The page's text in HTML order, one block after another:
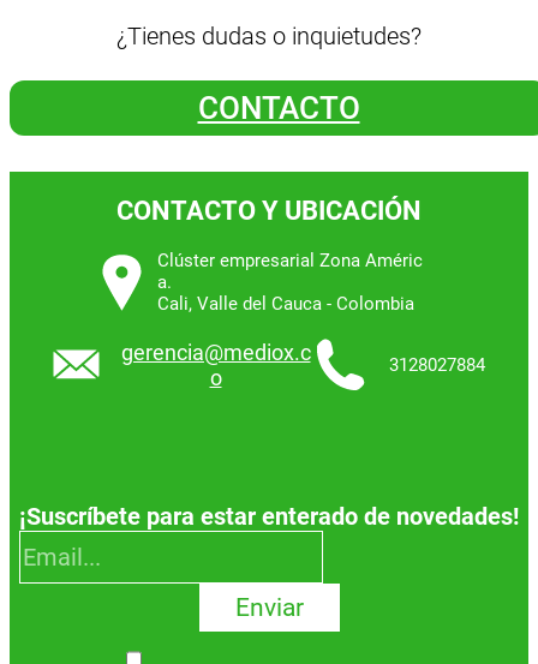
¿Tienes dudas o inquietudes?
CONTACTO
CONTACTO Y UBICACIÓN
Clúster empresarial Zona Améric
a.
Cali, Valle del Cauca - Colombia
gerencia@mediox.c
o
3128027884
¡Suscríbete para estar enterado de novedades!
Enviar